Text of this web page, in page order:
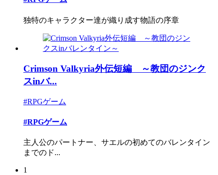
独特のキャラクター達が織り成す物語の序章
Crimson Valkyria外伝短編 ～教団のジンク
スinバ...
#RPGゲーム
#RPGゲーム
主人公のパートナー、サエルの初めてのバレンタイン
までのド...
1